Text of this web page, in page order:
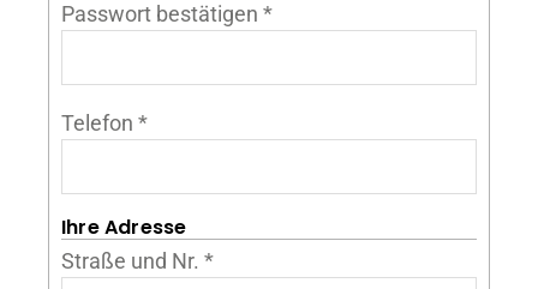
Passwort bestätigen *
Telefon *
Ihre Adresse
Straße und Nr. *